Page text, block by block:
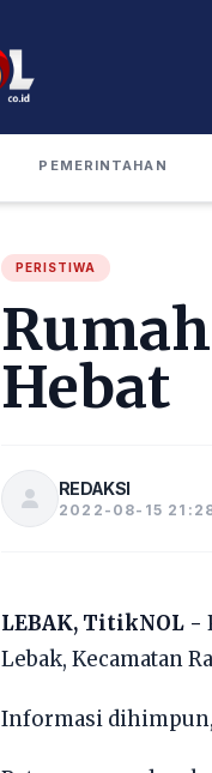
PEMERINTAHAN
PERISTIWA
Hebat
REDAKSI
2022-08-15
LEBAK, TitikNOL -
Lebak, Kecamatan
Informasi